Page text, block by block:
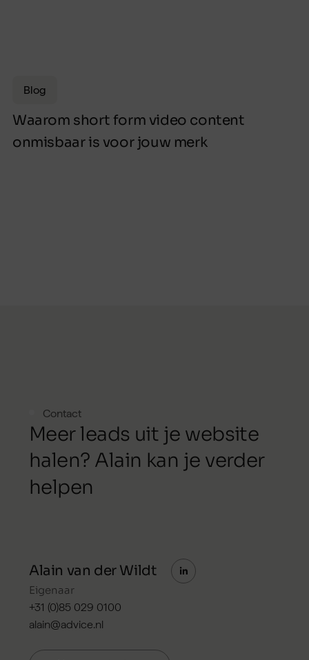
Blog
Waarom short form video content
onmisbaar is voor jouw merk
Contact
Meer leads uit je website
halen? Alain kan je verder
helpen
Alain van der Wildt
Eigenaar
+31 (0)85 029 0100
alain@advice.nl